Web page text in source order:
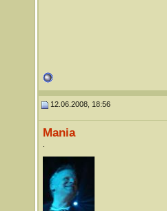
12.06.2008, 18:56
Mania